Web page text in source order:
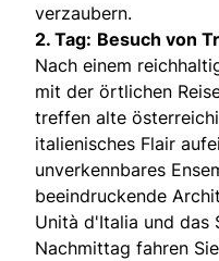
verzaubern.
2. Tag: Besuch von
Nach einem
mit der örtlichen
treffen alte
italienisches Flair
unverkennbares
beeindruckende
Unità d'Italia und das
Nachmittag fahren